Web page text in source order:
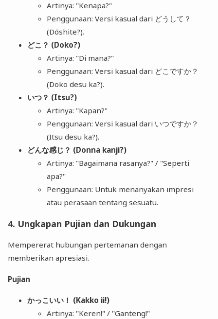
Artinya: "Kenapa?"
Penggunaan: Versi kasual dari どうして？
(Dōshite?).
どこ？ (Doko?)
Artinya: "Di mana?"
Penggunaan: Versi kasual dari どこですか？
(Doko desu ka?).
いつ？ (Itsu?)
Artinya: "Kapan?"
Penggunaan: Versi kasual dari いつですか？
(Itsu desu ka?).
どんな感じ？ (Donna kanji?)
Artinya: "Bagaimana rasanya?" / "Seperti
apa?"
Penggunaan: Untuk menanyakan impresi
atau perasaan tentang sesuatu.
4. Ungkapan Pujian dan Dukungan
Mempererat hubungan pertemanan dengan
memberikan apresiasi.
Pujian
かっこいい！ (Kakko ii!)
Artinya: "Keren!" / "Ganteng!"